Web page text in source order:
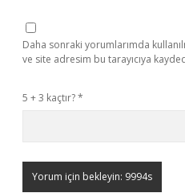
Daha sonraki yorumlarımda
ve site adresim bu tarayıcıya
5 + 3 kaçtır?*